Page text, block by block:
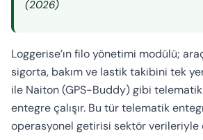
(2026)
Loggerise’ın filo yönetimi modülü;
sigorta, bakım ve lastik takibini tek
ile Naiton (GPS-Buddy) gibi
entegre çalışır. Bu tür telematik
operasyonel getirisi sektör verileriyle